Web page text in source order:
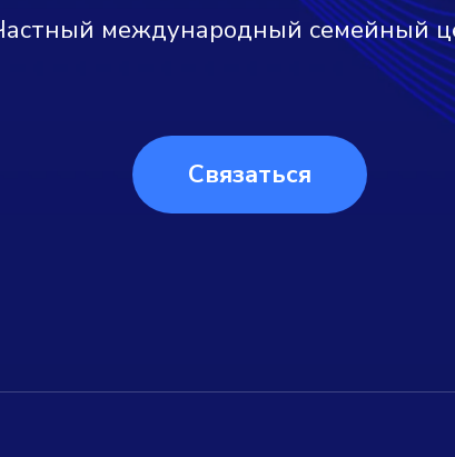
международный семейный
Связаться